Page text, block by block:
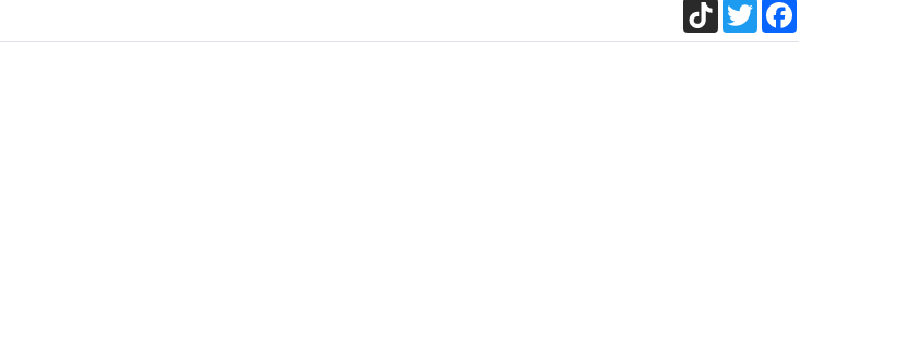
TikTokTwitter